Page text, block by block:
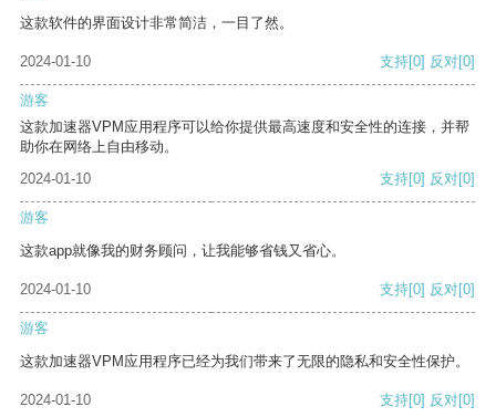
这款软件的界面设计非常简洁，一目了然。
2024-01-10 支持[0] 反对[0]
游客
这款加速器VPM应用程序可以给你提供最高速度和安全性的连接，并帮
助你在网络上自由移动。
2024-01-10
支持[0] 反对[0]
游客
这款app就像我的财务顾问，让我能够省钱又省心。
2024-01-10 支持[0] 反对[0]
游客
这款加速器VPM应用程序已经为我们带来了无限的隐私和安全性保护。
2024-01-10 支持[0] 反对[0]